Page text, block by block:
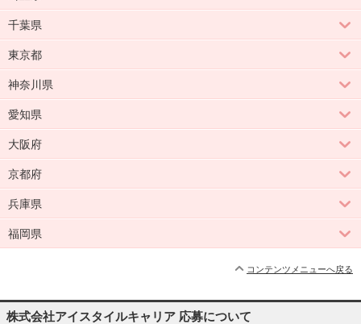
千葉県
東京都
神奈川県
愛知県
大阪府
京都府
兵庫県
福岡県
コンテンツメニューへ戻る
株式会社アイスタイルキャリア 応募について